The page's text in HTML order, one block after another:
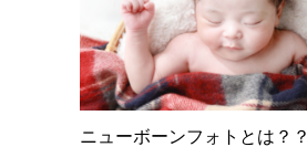
ニューボーンフォトとは？？